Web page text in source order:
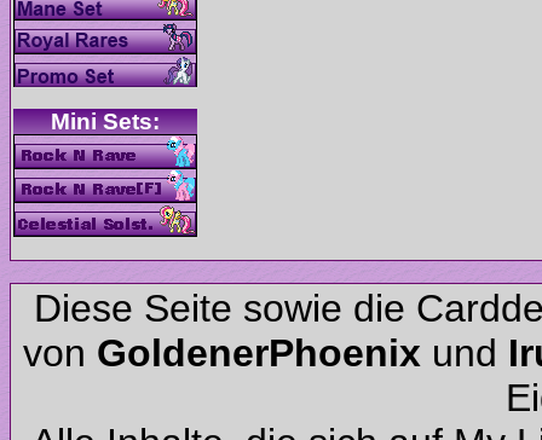
Diese Seite sowie die
von
und